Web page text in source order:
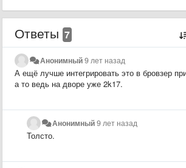
Ответы 7
Анонимный9 лет назад
А ещё лучше интегрировать это в бровзер
а то ведь на дворе уже 2k17.
Анонимный9 лет назад
Толсто.